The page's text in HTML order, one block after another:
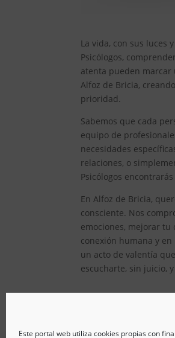
Este portal web utiliza cookies propias con
La vida, con sus luces
Psicólogos,
atenta pueden marcar
Alfoz de Bricia,
prioridad.
Sabemos que cada
equipo de
necesidades
relaciones, o
Psicólogos
En Alfoz de Bricia,
consciente. Nos
emociones, mejorar
conexión humana y
un acto de valentía
escucharte, sin juicio,